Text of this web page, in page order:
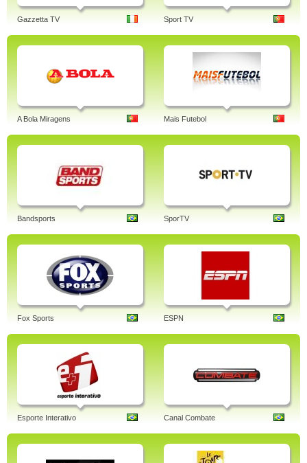
Gazzetta TV Sport TV
A Bola Miragens Mais Futebol
Bandsports SporTV
Fox Sports ESPN
Esporte Interativo Canal Combate